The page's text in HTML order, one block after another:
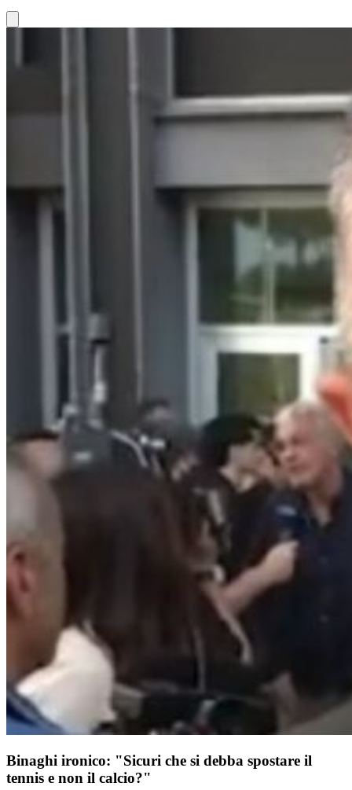
Binaghi ironico: "Sicuri che si debba spostare il
tennis e non il calcio?"